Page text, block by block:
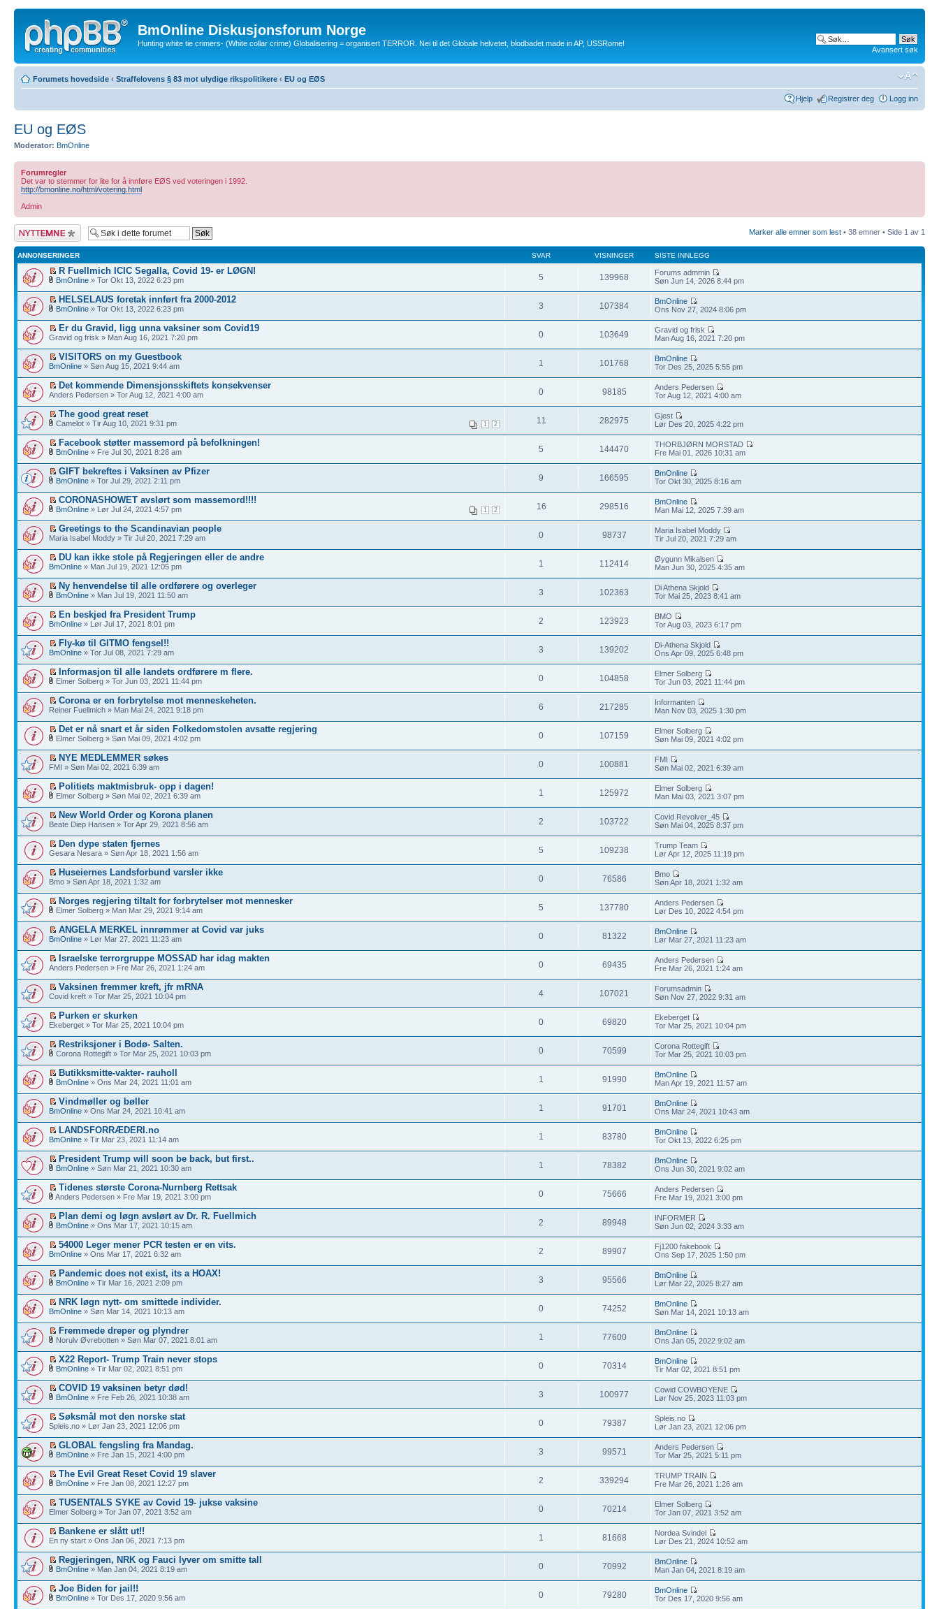
BmOnline Diskusjonsforum Norge
Hunting white tie crimers- (White collar crime) Globalisering = organisert TERROR. Nei til det Globale helvetet, blodbadet made in AP, USSRome!
Avansert søk
Forumets hovedside ‹ Straffelovens § 83 mot ulydige rikspolitikere ‹ EU og EØS
Hjelp Registrer deg Logg inn
EU og EØS
Moderator: BmOnline
Forumregler
Det var to stemmer for lite for å innføre EØS ved voteringen i 1992.
http://bmonline.no/html/votering.html
Admin
Legg inn et nytt
emne
Marker alle emner som lest • 38 emner • Side 1 av 1
ANNONSERINGER SVAR VISNINGER SISTE INNLEGG
R Fuellmich ICIC Segalla, Covid 19- er LØGN!
BmOnline » Tor Okt 13, 2022 6:23 pm 5 139968
Forums admmin
Søn Jun 14, 2026 8:44 pm
HELSELAUS foretak innført fra 2000-2012
BmOnline » Tor Okt 13, 2022 6:23 pm 3 107384
BmOnline
Ons Nov 27, 2024 8:06 pm
Er du Gravid, ligg unna vaksiner som Covid19
Gravid og frisk » Man Aug 16, 2021 7:20 pm 0 103649
Gravid og frisk
Man Aug 16, 2021 7:20 pm
VISITORS on my Guestbook
BmOnline » Søn Aug 15, 2021 9:44 am 1 101768
BmOnline
Tor Des 25, 2025 5:55 pm
Det kommende Dimensjonsskiftets konsekvenser
Anders Pedersen » Tor Aug 12, 2021 4:00 am 0 98185
Anders Pedersen
Tor Aug 12, 2021 4:00 am
The good great reset
1 2
Camelot » Tir Aug 10, 2021 9:31 pm 11 282975
Gjest
Lør Des 20, 2025 4:22 pm
Facebook støtter massemord på befolkningen!
BmOnline » Fre Jul 30, 2021 8:28 am 5 144470
THORBJØRN MORSTAD
Fre Mai 01, 2026 10:31 am
GIFT bekreftes i Vaksinen av Pfizer
BmOnline » Tor Jul 29, 2021 2:11 pm 9 166595
BmOnline
Tor Okt 30, 2025 8:16 am
CORONASHOWET avslørt som massemord!!!!
1 2
BmOnline » Lør Jul 24, 2021 4:57 pm 16 298516
BmOnline
Man Mai 12, 2025 7:39 am
Greetings to the Scandinavian people
Maria Isabel Moddy » Tir Jul 20, 2021 7:29 am 0 98737
Maria Isabel Moddy
Tir Jul 20, 2021 7:29 am
DU kan ikke stole på Regjeringen eller de andre
BmOnline » Man Jul 19, 2021 12:05 pm 1 112414
Øygunn Mikalsen
Man Jun 30, 2025 4:35 am
Ny henvendelse til alle ordførere og overleger
BmOnline » Man Jul 19, 2021 11:50 am 3 102363
Di Athena Skjold
Tor Mai 25, 2023 8:41 am
En beskjed fra President Trump
BmOnline » Lør Jul 17, 2021 8:01 pm 2 123923
BMO
Tor Aug 03, 2023 6:17 pm
Fly-kø til GITMO fengsel!!
BmOnline » Tor Jul 08, 2021 7:29 am 3 139202
Di-Athena Skjold
Ons Apr 09, 2025 6:48 pm
Informasjon til alle landets ordførere m flere.
Elmer Solberg » Tor Jun 03, 2021 11:44 pm 0 104858
Elmer Solberg
Tor Jun 03, 2021 11:44 pm
Corona er en forbrytelse mot menneskeheten.
Reiner Fuellmich » Man Mai 24, 2021 9:18 pm 6 217285
Informanten
Man Nov 03, 2025 1:30 pm
Det er nå snart et år siden Folkedomstolen avsatte regjering
Elmer Solberg » Søn Mai 09, 2021 4:02 pm 0 107159
Elmer Solberg
Søn Mai 09, 2021 4:02 pm
NYE MEDLEMMER søkes
FMI » Søn Mai 02, 2021 6:39 am 0 100881
FMI
Søn Mai 02, 2021 6:39 am
Politiets maktmisbruk- opp i dagen!
Elmer Solberg » Søn Mai 02, 2021 6:39 am 1 125972
Elmer Solberg
Man Mai 03, 2021 3:07 pm
New World Order og Korona planen
Beate Diep Hansen » Tor Apr 29, 2021 8:56 am 2 103722
Covid Revolver_45
Søn Mai 04, 2025 8:37 pm
Den dype staten fjernes
Gesara Nesara » Søn Apr 18, 2021 1:56 am 5 109238
Trump Team
Lør Apr 12, 2025 11:19 pm
Huseiernes Landsforbund varsler ikke
Bmo » Søn Apr 18, 2021 1:32 am 0 76586
Bmo
Søn Apr 18, 2021 1:32 am
Norges regjering tiltalt for forbrytelser mot mennesker
Elmer Solberg » Man Mar 29, 2021 9:14 am 5 137780
Anders Pedersen
Lør Des 10, 2022 4:54 pm
ANGELA MERKEL innrømmer at Covid var juks
BmOnline » Lør Mar 27, 2021 11:23 am 0 81322
BmOnline
Lør Mar 27, 2021 11:23 am
Israelske terrorgruppe MOSSAD har idag makten
Anders Pedersen » Fre Mar 26, 2021 1:24 am 0 69435
Anders Pedersen
Fre Mar 26, 2021 1:24 am
Vaksinen fremmer kreft, jfr mRNA
Covid kreft » Tor Mar 25, 2021 10:04 pm 4 107021
Forumsadmin
Søn Nov 27, 2022 9:31 am
Purken er skurken
Ekeberget » Tor Mar 25, 2021 10:04 pm 0 69820
Ekeberget
Tor Mar 25, 2021 10:04 pm
Restriksjoner i Bodø- Salten.
Corona Rottegift » Tor Mar 25, 2021 10:03 pm 0 70599
Corona Rottegift
Tor Mar 25, 2021 10:03 pm
Butikksmitte-vakter- rauholl
BmOnline » Ons Mar 24, 2021 11:01 am 1 91990
BmOnline
Man Apr 19, 2021 11:57 am
Vindmøller og bøller
BmOnline » Ons Mar 24, 2021 10:41 am 1 91701
BmOnline
Ons Mar 24, 2021 10:43 am
LANDSFORRÆDERI.no
BmOnline » Tir Mar 23, 2021 11:14 am 1 83780
BmOnline
Tor Okt 13, 2022 6:25 pm
President Trump will soon be back, but first..
BmOnline » Søn Mar 21, 2021 10:30 am 1 78382
BmOnline
Ons Jun 30, 2021 9:02 am
Tidenes største Corona-Nurnberg Rettsak
Anders Pedersen » Fre Mar 19, 2021 3:00 pm 0 75666
Anders Pedersen
Fre Mar 19, 2021 3:00 pm
Plan demi og løgn avslørt av Dr. R. Fuellmich
BmOnline » Ons Mar 17, 2021 10:15 am 2 89948
INFORMER
Søn Jun 02, 2024 3:33 am
54000 Leger mener PCR testen er en vits.
BmOnline » Ons Mar 17, 2021 6:32 am 2 89907
Fj1200 fakebook
Ons Sep 17, 2025 1:50 pm
Pandemic does not exist, its a HOAX!
BmOnline » Tir Mar 16, 2021 2:09 pm 3 95566
BmOnline
Lør Mar 22, 2025 8:27 am
NRK løgn nytt- om smittede individer.
BmOnline » Søn Mar 14, 2021 10:13 am 0 74252
BmOnline
Søn Mar 14, 2021 10:13 am
Fremmede dreper og plyndrer
Norulv Øvrebotten » Søn Mar 07, 2021 8:01 am 1 77600
BmOnline
Ons Jan 05, 2022 9:02 am
X22 Report- Trump Train never stops
BmOnline » Tir Mar 02, 2021 8:51 pm 0 70314
BmOnline
Tir Mar 02, 2021 8:51 pm
COVID 19 vaksinen betyr død!
BmOnline » Fre Feb 26, 2021 10:38 am 3 100977
Cowid COWBOYENE
Lør Nov 25, 2023 11:03 pm
Søksmål mot den norske stat
Spleis.no » Lør Jan 23, 2021 12:06 pm 0 79387
Spleis.no
Lør Jan 23, 2021 12:06 pm
GLOBAL fengsling fra Mandag.
BmOnline » Fre Jan 15, 2021 4:00 pm 3 99571
Anders Pedersen
Tor Mar 25, 2021 5:11 pm
The Evil Great Reset Covid 19 slaver
BmOnline » Fre Jan 08, 2021 12:27 pm 2 339294
TRUMP TRAIN
Fre Mar 26, 2021 1:26 am
TUSENTALS SYKE av Covid 19- jukse vaksine
Elmer Solberg » Tor Jan 07, 2021 3:52 am 0 70214
Elmer Solberg
Tor Jan 07, 2021 3:52 am
Bankene er slått ut!!
En ny start » Ons Jan 06, 2021 7:13 pm 1 81668
Nordea Svindel
Lør Des 21, 2024 10:52 am
Regjeringen, NRK og Fauci lyver om smitte tall
BmOnline » Man Jan 04, 2021 8:19 am 0 70992
BmOnline
Man Jan 04, 2021 8:19 am
Joe Biden for jail!!
BmOnline » Tor Des 17, 2020 9:56 am 0 79280
BmOnline
Tor Des 17, 2020 9:56 am